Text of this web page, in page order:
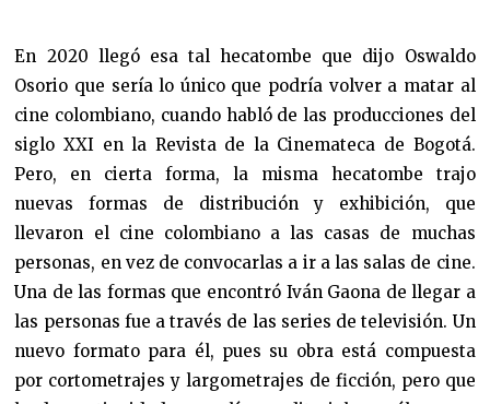
En 2020 llegó esa tal hecatombe que dijo Oswaldo
Osorio que sería lo único que podría volver a matar al
cine colombiano, cuando habló de las producciones del
siglo XXI en la Revista de la Cinemateca de Bogotá.
Pero, en cierta forma, la misma hecatombe trajo
nuevas formas de distribución y exhibición, que
llevaron el cine colombiano a las casas de muchas
personas, en vez de convocarlas a ir a las salas de cine.
Una de las formas que encontró Iván Gaona de llegar a
las personas fue a través de las series de televisión. Un
nuevo formato para él, pues su obra está compuesta
por cortometrajes y largometrajes de ficción, pero que